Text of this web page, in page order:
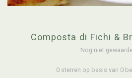
Composta di Fichi &
Nog niet
0 sterren op basis van 0